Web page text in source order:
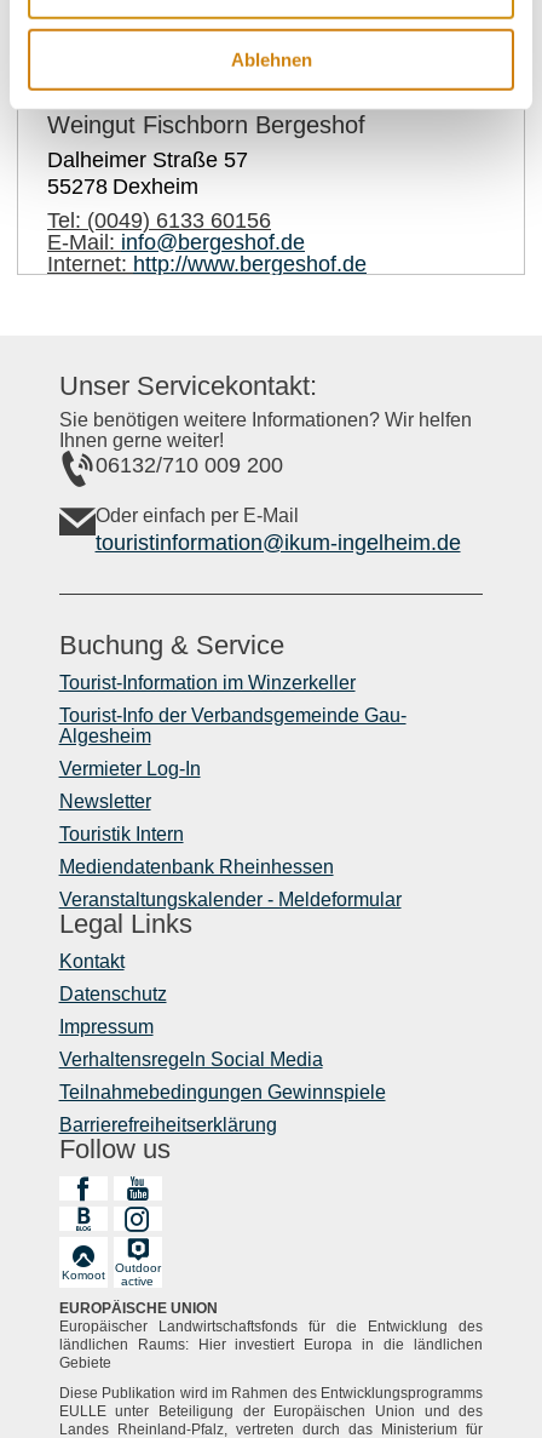
Ablehnen
Kontaktinformationen:
Weingut Fischborn Bergeshof
Dalheimer Straße 57
55278 Dexheim
Tel: (0049) 6133 60156
E-Mail: info@bergeshof.de
Internet: http://www.bergeshof.de
Unser Servicekontakt:
Sie benötigen weitere Informationen? Wir helfen
Ihnen gerne weiter!
06132/710 009 200
Oder einfach per E-Mail
touristinformation@ikum-ingelheim.de
Buchung & Service
Tourist-Information im Winzerkeller
Tourist-Info der Verbandsgemeinde Gau-
Algesheim
Vermieter Log-In
Newsletter
Touristik Intern
Mediendatenbank Rheinhessen
Veranstaltungskalender - Meldeformular
Legal Links
Kontakt
Datenschutz
Impressum
Verhaltensregeln Social Media
Teilnahmebedingungen Gewinnspiele
Barrierefreiheitserklärung
Follow us
Komoot
Outdoor
active
EUROPÄISCHE UNION
Europäischer Landwirtschaftsfonds für die Entwicklung des
ländlichen Raums: Hier investiert Europa in die ländlichen
Gebiete
Diese Publikation wird im Rahmen des Entwicklungsprogramms
EULLE unter Beteiligung der Europäischen Union und des
Landes Rheinland-Pfalz, vertreten durch das Ministerium für